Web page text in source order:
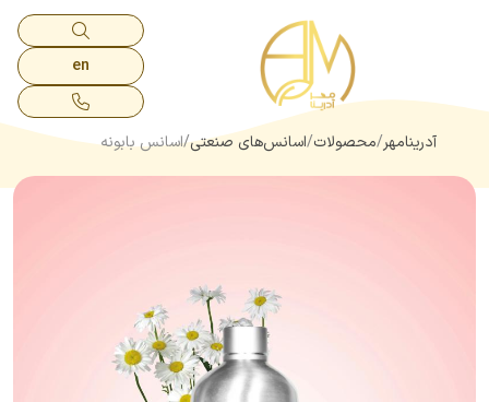
en
آدرینامهر محصولات اسانس‌های صنعتی اسانس بابونه